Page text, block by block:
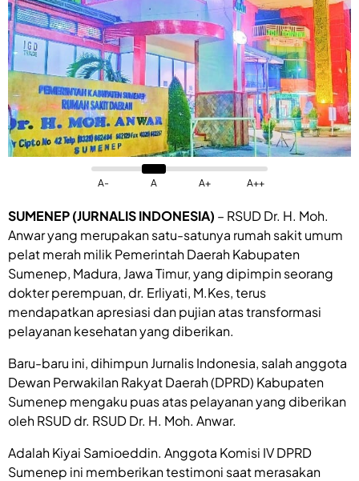
A- A A+ A++
SUMENEP (JURNALIS INDONESIA) – RSUD Dr. H. Moh.
Anwar yang merupakan satu-satunya rumah sakit umum
pelat merah milik Pemerintah Daerah Kabupaten
Sumenep, Madura, Jawa Timur, yang dipimpin seorang
dokter perempuan, dr. Erliyati, M.Kes, terus
mendapatkan apresiasi dan pujian atas transformasi
pelayanan kesehatan yang diberikan.
Baru-baru ini, dihimpun Jurnalis Indonesia, salah anggota
Dewan Perwakilan Rakyat Daerah (DPRD) Kabupaten
Sumenep mengaku puas atas pelayanan yang diberikan
oleh RSUD dr. RSUD Dr. H. Moh. Anwar.
Adalah Kiyai Samioeddin. Anggota Komisi IV DPRD
Sumenep ini memberikan testimoni saat merasakan